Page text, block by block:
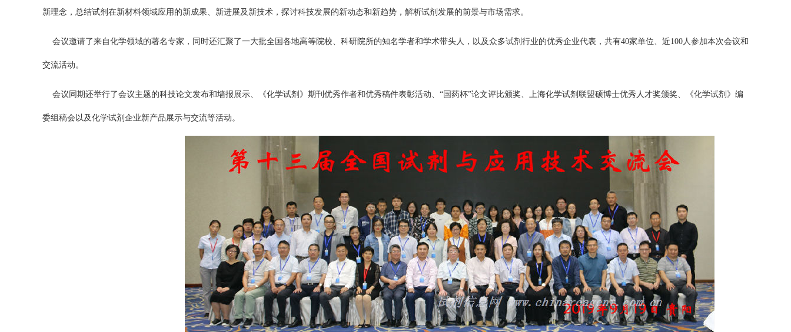
新理念，总结试剂在新材料领域应用的新成果、新进展及新技术，探讨科技发展的新动态和新趋势，解析试剂发展的前景与市场需求。
会议邀请了来自化学领域的著名专家，同时还汇聚了一大批全国各地高等院校、科研院所的知名学者和学术带头人，以及众多试剂行业的优秀企业代表，共有40家单位、近100人参加本次会议和
交流活动。
会议同期还举行了会议主题的科技论文发布和墙报展示、《化学试剂》期刊优秀作者和优秀稿件表彰活动、“国药杯”论文评比颁奖、上海化学试剂联盟硕博士优秀人才奖颁奖、《化学试剂》编
委组稿会以及化学试剂企业新产品展示与交流等活动。